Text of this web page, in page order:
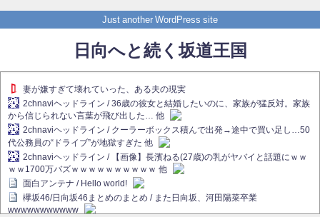
Just another WordPress site
日向へと続く坂道王国
妻が嫌すぎて壊れていった、ある夫の現実
2chnaviヘッドライン / 36歳の彼女と結婚したいのに、家族が猛反対。家族
から信じられない言葉が飛び出した… 他
2chnaviヘッドライン / クーラーボックス積んで出発→途中で買い足し…50
代公務員の“ドライブ”が地獄すぎた 他
2chnaviヘッドライン / 【画像】長濱ねる(27歳)の乳がヤバイと話題にｗｗ
ｗｗ1700万バズｗｗｗｗｗｗｗｗｗｗ 他
面白アンテナ / Hello world!
欅坂46/日向坂46まとめのまとめ / また日向坂、河田陽菜卒業
wwwwwwwwwww